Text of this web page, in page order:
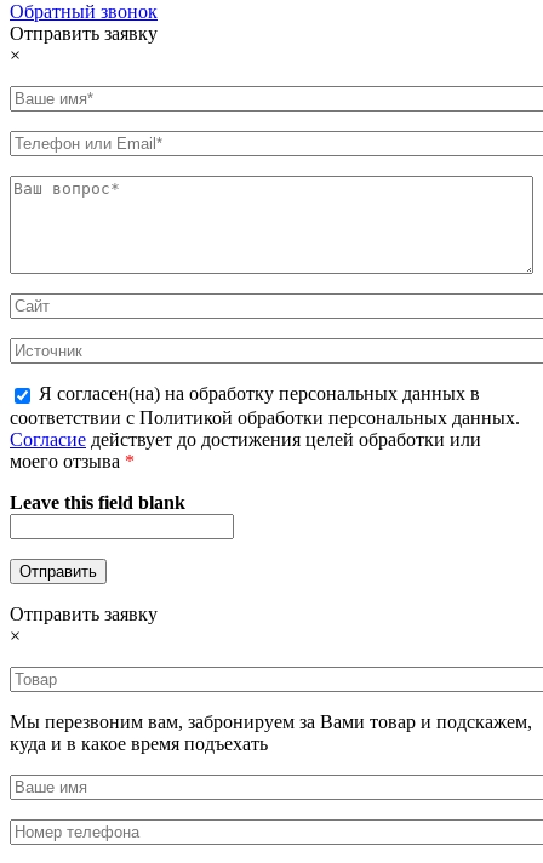
Обратный звонок
Отправить заявку
×
Я согласен(на) на обработку персональных данных в
соответствии с Политикой обработки персональных данных.
Согласие действует до достижения целей обработки или
моего отзыва *
Leave this field blank
Отправить заявку
×
Мы перезвоним вам, забронируем за Вами товар и подскажем,
куда и в какое время подъехать